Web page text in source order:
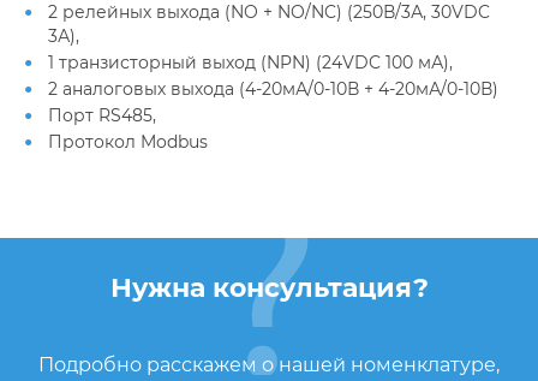
2 релейных выхода (NO + NO/NC) (250В/3А, 30VDC
3А),
1 транзисторный выход (NPN) (24VDC 100 мА),
2 аналоговых выхода (4-20мА/0-10В + 4-20мА/0-10В)
Порт RS485,
Протокол Modbus
Нужна консультация?
Подробно расскажем о нашей номенклатуре,